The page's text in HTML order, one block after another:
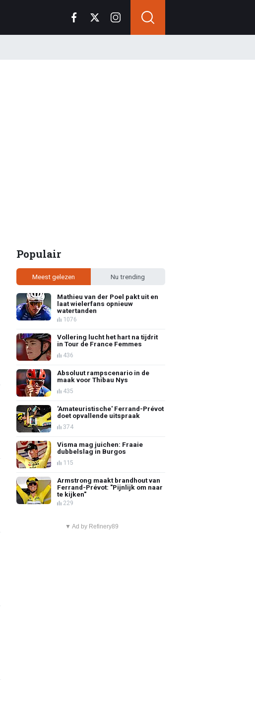
Populair
Meest gelezen Nu trending
Mathieu van der Poel pakt uit en
laat wielerfans opnieuw
watertanden
1076
Vollering lucht het hart na tijdrit
in Tour de France Femmes
436
Absoluut rampscenario in de
maak voor Thibau Nys
435
'Amateuristische' Ferrand-Prévot
doet opvallende uitspraak
374
Visma mag juichen: Fraaie
dubbelslag in Burgos
115
Armstrong maakt brandhout van
Ferrand-Prévot: "Pijnlijk om naar
te kijken"
229
▼ Ad by Refinery89